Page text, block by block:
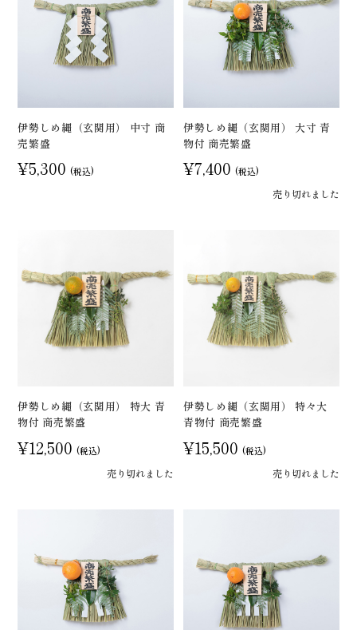
伊勢しめ縄（玄関用） 中寸 商
売繁盛
¥5,300 (税込)
伊勢しめ縄（玄関用） 大寸 青
物付 商売繁盛
¥7,400 (税込)
売り切れました
伊勢しめ縄（玄関用） 特大 青
物付 商売繁盛
¥12,500 (税込)
売り切れました
伊勢しめ縄（玄関用） 特々大
青物付 商売繁盛
¥15,500 (税込)
売り切れました